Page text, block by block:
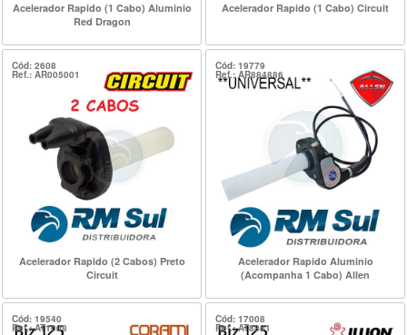
Acelerador Rapido (1 Cabo) Aluminio
Red Dragon
Acelerador Rapido (1 Cabo) Circuit
Cód: 2608
Ref.: AR005001
Acelerador Rapido (2 Cabos) Preto
Circuit
Cód: 19779
Ref.: AR884886
Acelerador Rapido Aluminio
(Acompanha 1 Cabo) Allen
Cód: 19540
Ref.: AT1008
Cód: 17008
Ref.: AT8861